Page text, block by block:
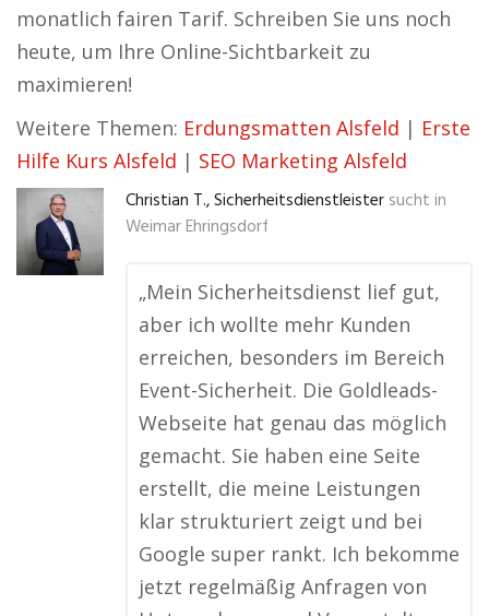
monatlich fairen Tarif. Schreiben Sie uns noch
heute, um Ihre Online-Sichtbarkeit zu
maximieren!
Weitere Themen: Erdungsmatten Alsfeld | Erste
Hilfe Kurs Alsfeld | SEO Marketing Alsfeld
Christian T., Sicherheitsdienstleister sucht in
Weimar Ehringsdorf
„Mein Sicherheitsdienst lief gut,
aber ich wollte mehr Kunden
erreichen, besonders im Bereich
Event-Sicherheit. Die Goldleads-
Webseite hat genau das möglich
gemacht. Sie haben eine Seite
erstellt, die meine Leistungen
klar strukturiert zeigt und bei
Google super rankt. Ich bekomme
jetzt regelmäßig Anfragen von